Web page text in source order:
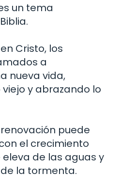
un tema
Cristo, los
a
nueva vida,
y abrazando lo
puede
el crecimiento
eleva de las aguas y
la tormenta.